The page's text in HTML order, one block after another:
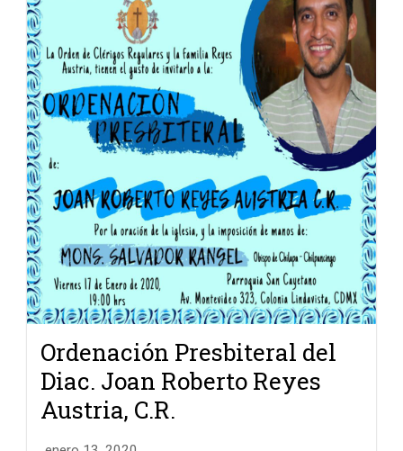
Ordenación Presbiteral del
Diac. Joan Roberto Reyes
Austria, C.R.